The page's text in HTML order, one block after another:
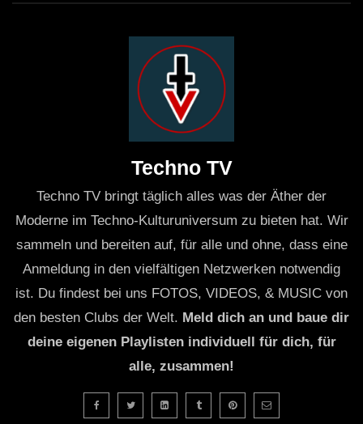
Techno TV
Techno TV bringt täglich alles was der Äther der
Moderne im Techno-Kulturuniversum zu bieten hat. Wir
sammeln und bereiten auf, für alle und ohne, dass eine
Anmeldung in den vielfältigen Netzwerken notwendig
ist. Du findest bei uns FOTOS, VIDEOS, & MUSIC von
den besten Clubs der Welt. Meld dich an und baue dir
deine eigenen Playlisten individuell für dich, für
alle, zusammen!